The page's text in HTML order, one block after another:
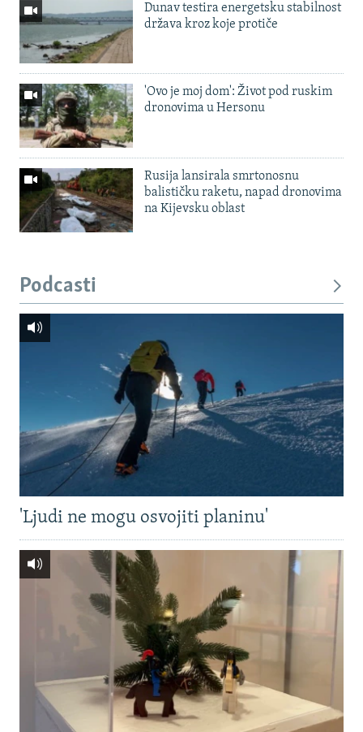
Dunav testira energetsku stabilnost
država kroz koje protiče
'Ovo je moj dom': Život pod ruskim
dronovima u Hersonu
Rusija lansirala smrtonosnu
balističku raketu, napad dronovima
na Kijevsku oblast
Podcasti
'Ljudi ne mogu osvojiti planinu'